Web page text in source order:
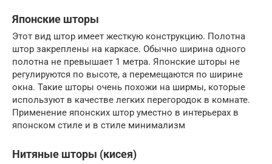
Японские шторы
Этот вид штор имеет жесткую конструкцию. Полотна
штор закреплены на каркасе. Обычно ширина одного
полотна не превышает 1 метра. Японские шторы не
регулируются по высоте, а перемещаются по ширине
окна. Такие шторы очень похожи на ширмы, которые
используют в качестве легких перегородок в комнате.
Применение японских штор уместно в интерьерах в
японском стиле и в стиле минимализм
Нитяные шторы (кисея)